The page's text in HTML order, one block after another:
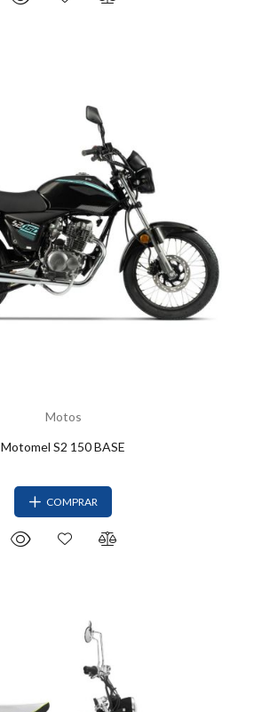
Motos
Motomel S2 150 BASE
COMPRAR